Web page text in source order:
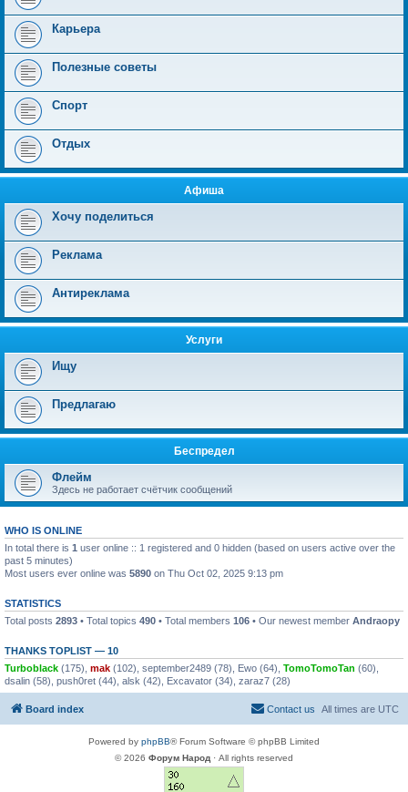
Карьера
Полезные советы
Спорт
Отдых
Афиша
Хочу поделиться
Реклама
Антиреклама
Услуги
Ищу
Предлагаю
Беспредел
Флейм
Здесь не работает счётчик сообщений
WHO IS ONLINE
In total there is 1 user online :: 1 registered and 0 hidden (based on users active over the
past 5 minutes)
Most users ever online was 5890 on Thu Oct 02, 2025 9:13 pm
STATISTICS
Total posts 2893 • Total topics 490 • Total members 106 • Our newest member Andraopy
THANKS TOPLIST — 10
Turboblack (175), mak (102), september2489 (78), Ewo (64), TomoTomoTan (60),
dsalin (58), push0ret (44), alsk (42), Excavator (34), zaraz7 (28)
Board index All times are UTC
Contact us
Powered by phpBB® Forum Software © phpBB Limited
© 2026 Форум Народ · All rights reserved